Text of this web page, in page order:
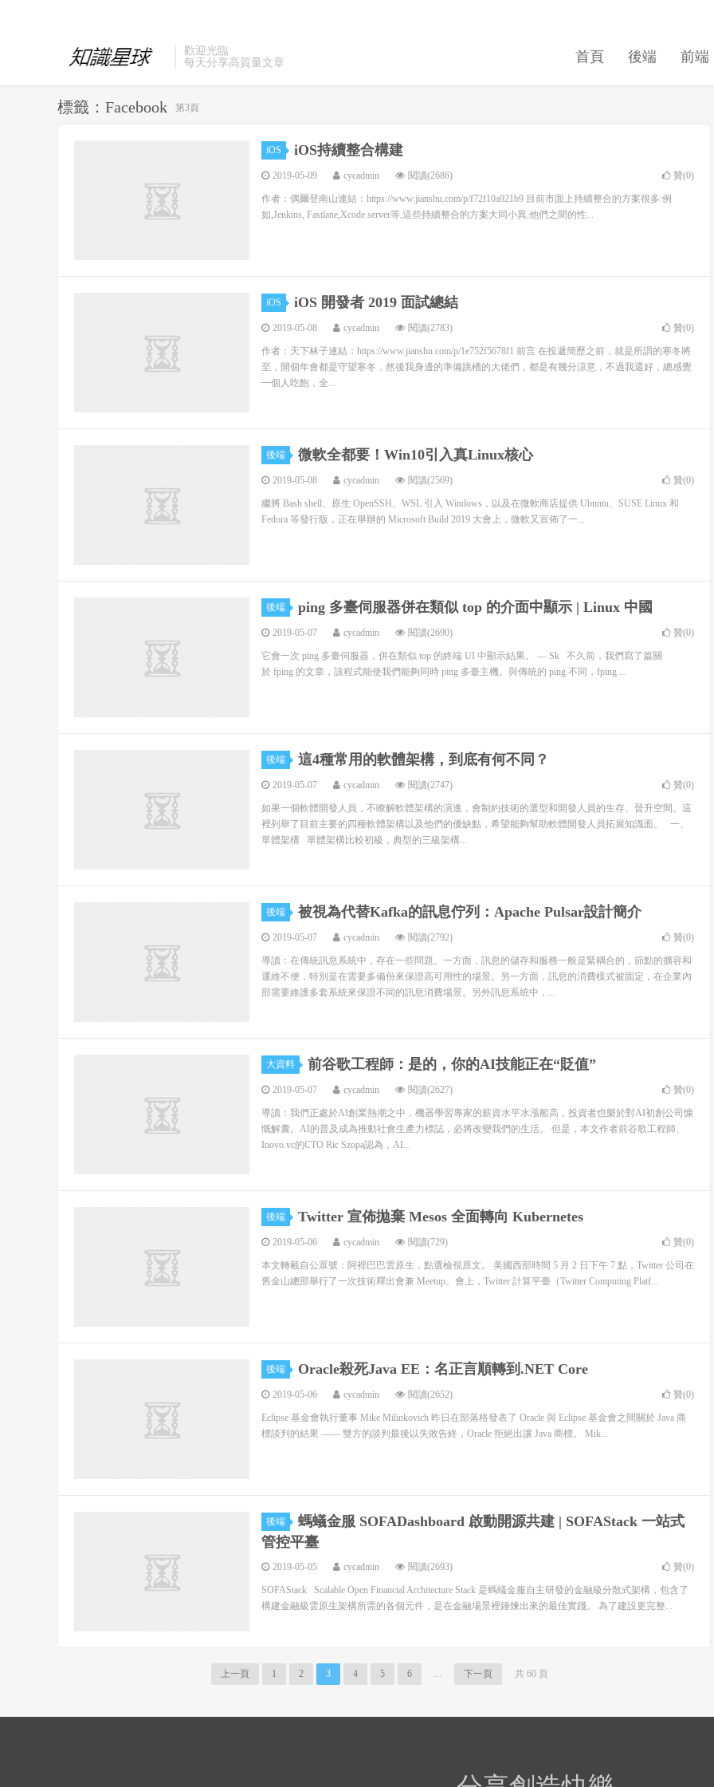
歡迎光臨
每天分享高質量文章
首頁 後端 前端
標籤：Facebook 第3頁
iOS iOS持續整合構建
2019-05-09 cycadmin 閱讀(2686) 贊(0)
作者：偶爾登南山連結：https://www.jianshu.com/p/f72f10a921b9 目前市面上持續整合的方案很多:例
如,Jenkins, Fastlane,Xcode server等,這些持續整合的方案大同小異,他們之間的性...
iOS iOS 開發者 2019 面試總結
2019-05-08 cycadmin 閱讀(2783) 贊(0)
作者：天下林子連結：https://www.jianshu.com/p/1e752f5678f1 前言 在投遞簡歷之前，就是所謂的寒冬將
至，開個年會都是守望寒冬，然後我身邊的準備跳槽的大佬們，都是有幾分涼意，不過我還好，總感覺
一個人吃飽，全...
後端 微軟全都要！Win10引入真Linux核心
2019-05-08 cycadmin 閱讀(2569) 贊(0)
繼將 Bash shell、原生 OpenSSH、WSL 引入 Windows，以及在微軟商店提供 Ubuntu、SUSE Linux 和
Fedora 等發行版，正在舉辦的 Microsoft Build 2019 大會上，微軟又宣佈了一...
後端 ping 多臺伺服器併在類似 top 的介面中顯示 | Linux 中國
2019-05-07 cycadmin 閱讀(2690) 贊(0)
它會一次 ping 多臺伺服器，併在類似 top 的終端 UI 中顯示結果。 — Sk 不久前，我們寫了篇關
於 fping 的文章，該程式能使我們能夠同時 ping 多臺主機。與傳統的 ping 不同，fping ...
後端 這4種常用的軟體架構，到底有何不同？
2019-05-07 cycadmin 閱讀(2747) 贊(0)
如果一個軟體開發人員，不瞭解軟體架構的演進，會制約技術的選型和開發人員的生存、晉升空間。這
裡列舉了目前主要的四種軟體架構以及他們的優缺點，希望能夠幫助軟體開發人員拓展知識面。 一、
單體架構 單體架構比較初級，典型的三級架構...
後端 被視為代替Kafka的訊息佇列：Apache Pulsar設計簡介
2019-05-07 cycadmin 閱讀(2792) 贊(0)
導讀：在傳統訊息系統中，存在一些問題。一方面，訊息的儲存和服務一般是緊耦合的，節點的擴容和
運維不便，特別是在需要多備份來保證高可用性的場景。另一方面，訊息的消費樣式被固定，在企業內
部需要維護多套系統來保證不同的訊息消費場景。另外訊息系統中，...
大資料 前谷歌工程師：是的，你的AI技能正在“貶值”
2019-05-07 cycadmin 閱讀(2627) 贊(0)
導讀：我們正處於AI創業熱潮之中，機器學習專家的薪資水平水漲船高，投資者也樂於對AI初創公司慷
慨解囊。AI的普及成為推動社會生產力標誌，必將改變我們的生活。 但是，本文作者前谷歌工程師、
Inovo.vc的CTO Ric Szopa認為，AI...
後端 Twitter 宣佈拋棄 Mesos 全面轉向 Kubernetes
2019-05-06 cycadmin 閱讀(729) 贊(0)
本文轉載自公眾號：阿裡巴巴雲原生，點選檢視原文。 美國西部時間 5 月 2 日下午 7 點，Twitter 公司在
舊金山總部舉行了一次技術釋出會兼 Meetup。會上，Twitter 計算平臺（Twitter Computing Platf...
後端 Oracle殺死Java EE：名正言順轉到.NET Core
2019-05-06 cycadmin 閱讀(2652) 贊(0)
Eclipse 基金會執行董事 Mike Milinkovich 昨日在部落格發表了 Oracle 與 Eclipse 基金會之間關於 Java 商
標談判的結果 —— 雙方的談判最後以失敗告終，Oracle 拒絕出讓 Java 商標。 Mik...
後端
螞蟻金服 SOFADashboard 啟動開源共建 | SOFAStack 一站式
管控平臺
2019-05-05 cycadmin 閱讀(2693) 贊(0)
SOFAStack Scalable Open Financial Architecture Stack 是螞蟻金服自主研發的金融級分散式架構，包含了
構建金融級雲原生架構所需的各個元件，是在金融場景裡錘煉出來的最佳實踐。 為了建設更完整...
上一頁 1 2 3 4 5 6 ... 下一頁 共 60 頁